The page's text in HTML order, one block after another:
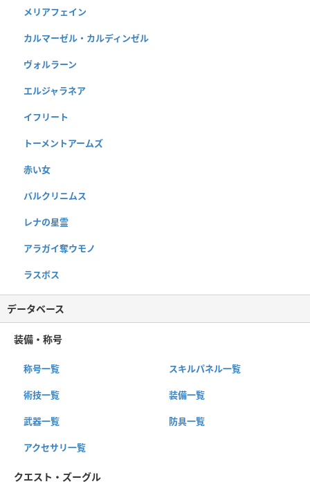
メリアフェイン
カルマーゼル・カルディンゼル
ヴォルラーン
エルジャラネア
イフリート
トーメントアームズ
赤い女
バルクリニムス
レナの星霊
アラガイ奪ウモノ
ラスボス
データベース
装備・称号
称号一覧 スキルパネル一覧
術技一覧 装備一覧
武器一覧 防具一覧
アクセサリ一覧
クエスト・ズーグル